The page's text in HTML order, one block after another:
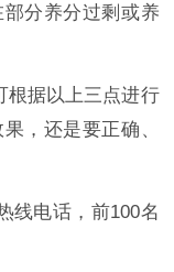
分养分过剩或养
根据以上三点进行
，还是要正确、
线电话，前100名